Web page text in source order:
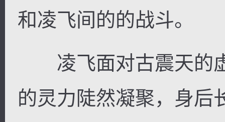
和凌飞间的的战斗。
凌飞面对古震天的
的灵力陡然凝聚，身后